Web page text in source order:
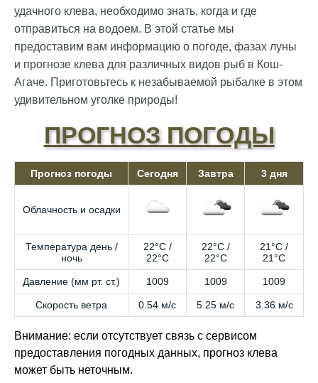
удачного клева, необходимо знать, когда и где
отправиться на водоем. В этой статье мы
предоставим вам информацию о погоде, фазах луны
и прогнозе клева для различных видов рыб в Кош-
Агаче. Приготовьтесь к незабываемой рыбалке в этом
удивительном уголке природы!
ПРОГНОЗ ПОГОДЫ
Прогноз погоды Сегодня Завтра 3 дня
Облачность и осадки
Температура день /
ночь
22°C /
22°C
22°C /
22°C
21°C /
21°C
Давление (мм рт. ст.) 1009 1009 1009
Скорость ветра 0.54 м/с 5.25 м/с 3.36 м/с
Внимание: если отсутствует связь с сервисом
предоставления погодных данных, прогноз клева
может быть неточным.